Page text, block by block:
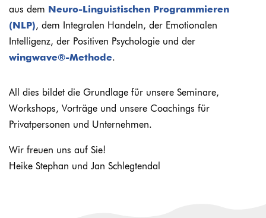
aus dem
Neuro-Linguistischen Programmieren
(NLP), dem Integralen Handeln, der Emotionalen
Intelligenz, der Positiven Psychologie und der
wingwave®-Methode.
All dies bildet die Grundlage für unsere Seminare,
Workshops, Vorträge und unsere Coachings für
Privatpersonen und Unternehmen.
Wir freuen uns auf Sie!
Heike Stephan und Jan Schlegtendal